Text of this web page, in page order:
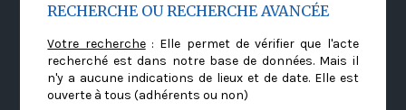
RECHERCHE OU RECHERCHE AVANCÉE
Votre recherche: Elle permet de vérifier que l'acte
recherché est dans notre base de données. Mais il
n'y a aucune indications de lieux et de date. Elle est
ouverte à tous (adhérents ou non)